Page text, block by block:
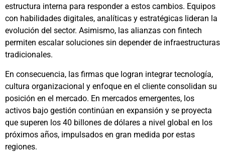
estructura interna para responder a estos cambios. Equipos
con habilidades digitales, analíticas y estratégicas lideran la
evolución del sector. Asimismo, las alianzas con fintech
permiten escalar soluciones sin depender de infraestructuras
tradicionales.
En consecuencia, las firmas que logran integrar tecnología,
cultura organizacional y enfoque en el cliente consolidan su
posición en el mercado. En mercados emergentes, los
activos bajo gestión continúan en expansión y se proyecta
que superen los 40 billones de dólares a nivel global en los
próximos años, impulsados en gran medida por estas
regiones.